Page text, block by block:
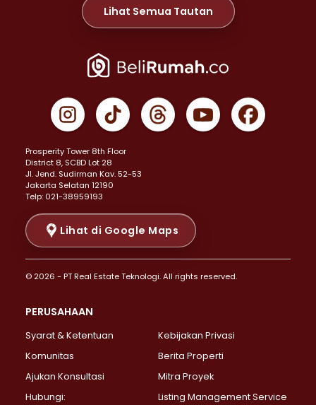
Properti Dijual di Meruya >
Properti Dijual di Jelambar >
Properti Dijual di Jakarta Pusat >
Properti Dijual di Gambir >
Properti Dijual di Johar Baru >
Properti Dijual di Menteng >
Properti Dijual di Senen >
Properti Dijual di Tanah Abang >
Properti Dijual di Cikini >
Properti Dijual di Kramat >
Properti Dijual di Pasar Baru >
Properti Dijual di Bendungan Hilir >
Properti Dijual di Jakarta Selatan >
Properti Dijual di Lebak Bulus >
Properti Dijual di Gandaria Selatan >
Properti Dijual di Pondok Labu >
Lihat Semua Tautan
Prosperity Tower 8th Floor
District 8, SCBD Lot 28
JI. Jend. Sudirman Kav. 52-53
Jakarta Selatan 12190
Telp: 021-38959193
Lihat di Google Maps
© 2026 - PT Real Estate Teknologi. All rights reserved.
PERUSAHAAN
Syarat & Ketentuan
Kebijakan Privasi
Komunitas
Berita Properti
Ajukan Konsultasi
Mitra Proyek
Hubungi:
Listing Management Service